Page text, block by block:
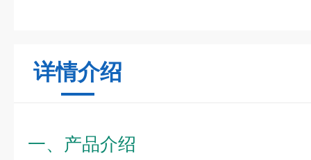
详情介绍
一、产品介绍